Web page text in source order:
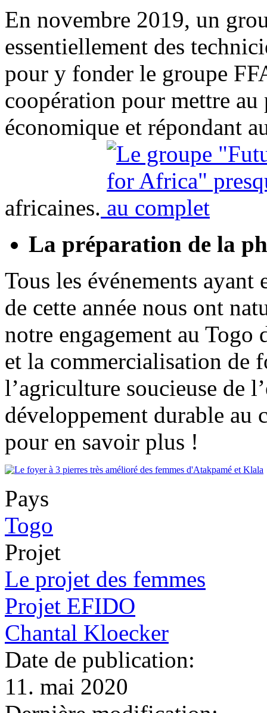
En novembre 2019, un
essentiellement des
pour y fonder le groupe
coopération pour mettre
économique et répondant
africaines.
La préparation de la
Tous les événements
de cette année nous ont
notre engagement au
et la commercialisation de
l’agriculture soucieuse de
développement durable au
pour en savoir plus !
Pays
Togo
Projet
Le projet des femmes
Projet EFIDO
Chantal Kloecker
Date de publication:
11. mai 2020